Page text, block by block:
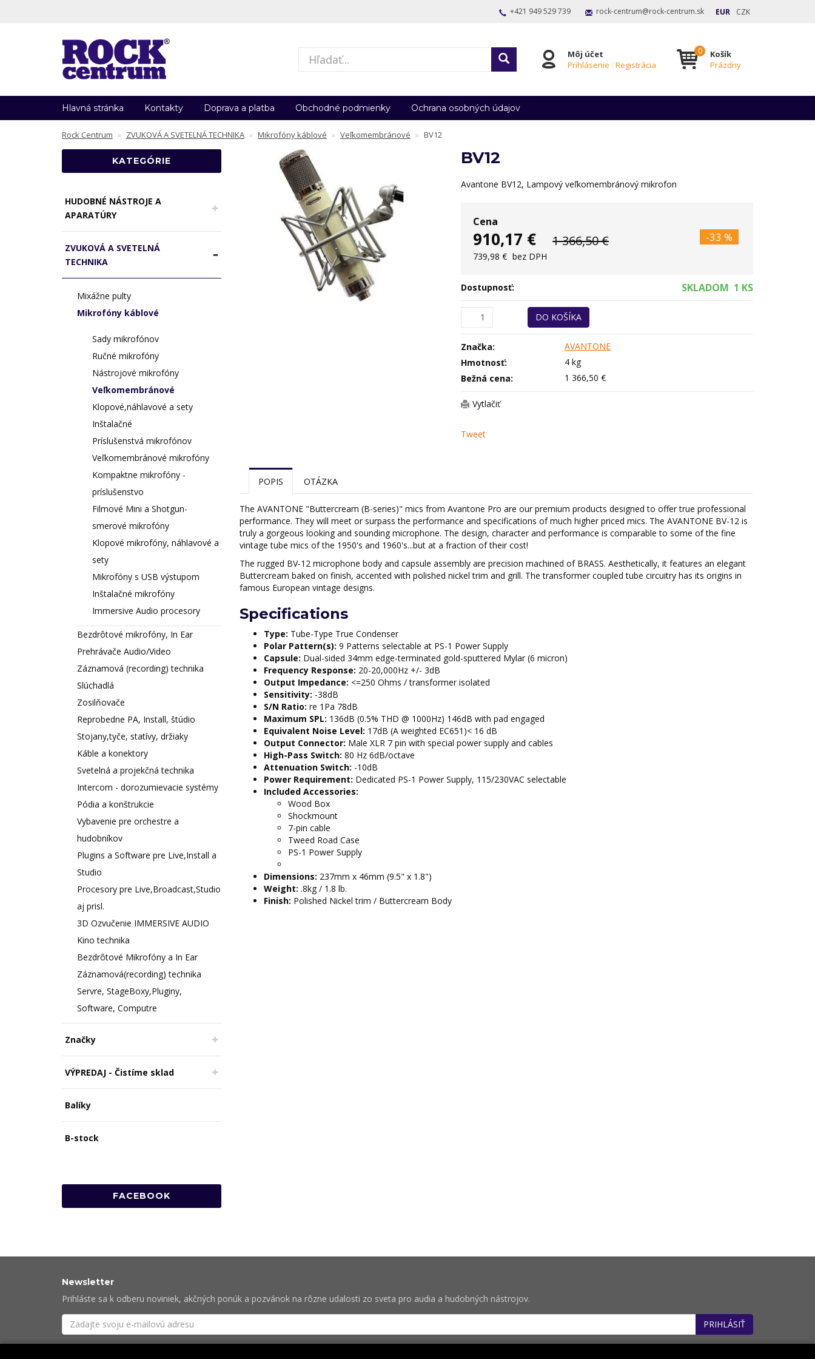
+421 949 529 739 rock-centrum@rock-centrum.sk EUR CZK
Môj účet
Prihlásenie | Registrácia
Košík
Prázdny
Hlavná stránka Kontakty Doprava a platba Obchodné podmienky Ochrana osobných údajov
Rock Centrum ZVUKOVÁ A SVETELNÁ TECHNIKA Mikrofóny káblové Veľkomembránové BV12
KATEGÓRIE
HUDOBNÉ NÁSTROJE A
APARATÚRY
ZVUKOVÁ A SVETELNÁ
TECHNIKA
Mixážne pulty
Mikrofóny káblové
Sady mikrofónov
Ručné mikrofóny
Nástrojové mikrofóny
Veľkomembránové
Klopové,náhlavové a sety
Inštalačné
Príslušenstvá mikrofónov
Veľkomembránové mikrofóny
Kompaktne mikrofóny -
príslušenstvo
Filmové Mini a Shotgun-
smerové mikrofóny
Klopové mikrofóny, náhlavové a
sety
Mikrofóny s USB výstupom
Inštalačné mikrofóny
Immersive Audio procesory
Bezdrôtové mikrofóny, In Ear
Prehrávače Audio/Video
Záznamová (recording) technika
Slúchadlá
Zosilňovače
Reprobedne PA, Install, štúdio
Stojany,tyče, statívy, držiaky
Káble a konektory
Svetelná a projekčná technika
Intercom - dorozumievacie systémy
Pódia a konštrukcie
Vybavenie pre orchestre a
hudobníkov
Plugins a Software pre Live,Install a
Studio
Procesory pre Live,Broadcast,Studio
aj prisl.
3D Ozvučenie IMMERSIVE AUDIO
Kino technika
Bezdrôtové Mikrofóny a In Ear
Záznamová(recording) technika
Servre, StageBoxy,Pluginy,
Software, Computre
Značky
VÝPREDAJ - Čistíme sklad
Balíky
B-stock
FACEBOOK
BV12
Avantone BV12, Lampový veľkomembránový mikrofon
Cena
910,17 € 1 366,50 € -33 %
739,98 € bez DPH
Dostupnosť: SKLADOM 1 KS
DO KOŠÍKA
Značka:
AVANTONE
Hmotnosť:
4 kg
Bežná cena:
1 366,50 €
Vytlačiť
Tweet
POPIS OTÁZKA
The AVANTONE "Buttercream (B-series)" mics from Avantone Pro are our premium products designed to offer true professional
performance. They will meet or surpass the performance and specifications of much higher priced mics. The AVANTONE BV-12 is
truly a gorgeous looking and sounding microphone. The design, character and performance is comparable to some of the fine
vintage tube mics of the 1950's and 1960's...but at a fraction of their cost!
The rugged BV-12 microphone body and capsule assembly are precision machined of BRASS. Aesthetically, it features an elegant
Buttercream baked on finish, accented with polished nickel trim and grill. The transformer coupled tube circuitry has its origins in
famous European vintage designs.
Specifications
Type: Tube-Type True Condenser
Polar Pattern(s): 9 Patterns selectable at PS-1 Power Supply
Capsule: Dual-sided 34mm edge-terminated gold-sputtered Mylar (6 micron)
Frequency Response: 20-20,000Hz +/- 3dB
Output Impedance: <=250 Ohms / transformer isolated
Sensitivity: -38dB
S/N Ratio: re 1Pa 78dB
Maximum SPL: 136dB (0.5% THD @ 1000Hz) 146dB with pad engaged
Equivalent Noise Level: 17dB (A weighted EC651)< 16 dB
Output Connector: Male XLR 7 pin with special power supply and cables
High-Pass Switch: 80 Hz 6dB/octave
Attenuation Switch: -10dB
Power Requirement: Dedicated PS-1 Power Supply, 115/230VAC selectable
Included Accessories:
Wood Box
Shockmount
7-pin cable
Tweed Road Case
PS-1 Power Supply
Dimensions: 237mm x 46mm (9.5" x 1.8")
Weight: .8kg / 1.8 lb.
Finish: Polished Nickel trim / Buttercream Body
Newsletter
Prihláste sa k odberu noviniek, akčných ponúk a pozvánok na rôzne udalosti zo sveta pro audia a hudobných nástrojov.
PRIHLÁSIŤ